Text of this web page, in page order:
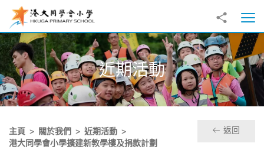
跳至主內容
分享到
打
近期活動
主頁 關於我們
近期活動
港大同學會小學擴建新教學樓及捐款計劃
返回